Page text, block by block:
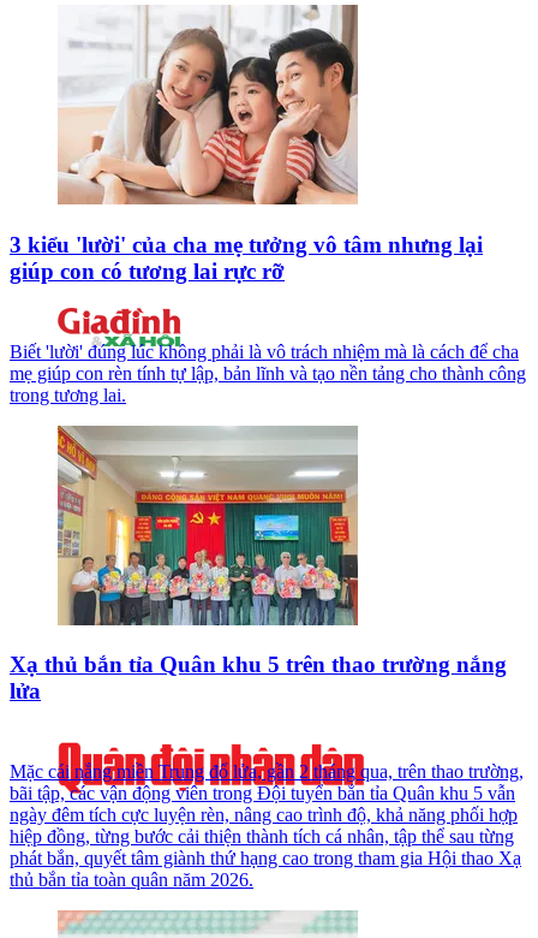
3 kiểu 'lười' của cha mẹ tưởng vô tâm nhưng lại
giúp con có tương lai rực rỡ
Biết 'lười' đúng lúc không phải là vô trách nhiệm mà là cách để cha
mẹ giúp con rèn tính tự lập, bản lĩnh và tạo nền tảng cho thành công
trong tương lai.
Xạ thủ bắn tỉa Quân khu 5 trên thao trường nắng
lửa
Mặc cái nắng miền Trung đổ lửa, gần 2 tháng qua, trên thao trường,
bãi tập, các vận động viên trong Đội tuyển bắn tỉa Quân khu 5 vẫn
ngày đêm tích cực luyện rèn, nâng cao trình độ, khả năng phối hợp
hiệp đồng, từng bước cải thiện thành tích cá nhân, tập thể sau từng
phát bắn, quyết tâm giành thứ hạng cao trong tham gia Hội thao Xạ
thủ bắn tỉa toàn quân năm 2026.